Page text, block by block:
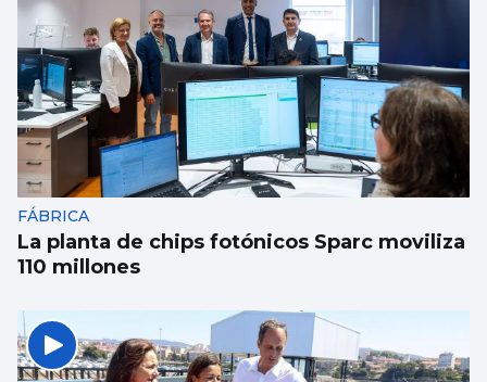
FÁBRICA
La planta de chips fotónicos Sparc moviliza
110 millones